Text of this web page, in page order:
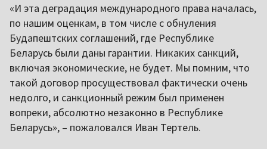
«И эта деградация международного права началась,
по нашим оценкам, в том числе с обнуления
Будапештских соглашений, где Республике
Беларусь были даны гарантии. Никаких санкций,
включая экономические, не будет. Мы помним, что
такой договор просуществовал фактически очень
недолго, и санкционный режим был применен
вопреки, абсолютно незаконно в Республике
Беларусь», – пожаловался Иван Тертель.